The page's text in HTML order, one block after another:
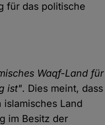
für das politische
Waqf-Land für
ist". Dies meint, dass
Land
im Besitz der